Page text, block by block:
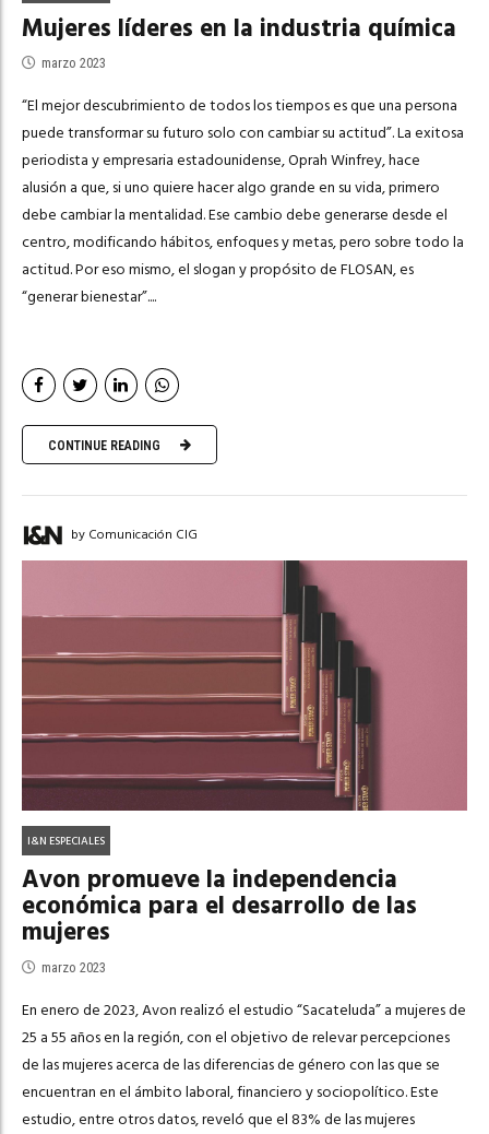
Mujeres líderes en la industria química
marzo 2023
“El mejor descubrimiento de todos los tiempos es que una persona
puede transformar su futuro solo con cambiar su actitud”. La exitosa
periodista y empresaria estadounidense, Oprah Winfrey, hace
alusión a que, si uno quiere hacer algo grande en su vida, primero
debe cambiar la mentalidad. Ese cambio debe generarse desde el
centro, modificando hábitos, enfoques y metas, pero sobre todo la
actitud. Por eso mismo, el slogan y propósito de FLOSAN, es
“generar bienestar”....
CONTINUE READING
by Comunicación CIG
I&N ESPECIALES
Avon promueve la independencia
económica para el desarrollo de las
mujeres
marzo 2023
En enero de 2023, Avon realizó el estudio “Sacateluda” a mujeres de
25 a 55 años en la región, con el objetivo de relevar percepciones
de las mujeres acerca de las diferencias de género con las que se
encuentran en el ámbito laboral, financiero y sociopolítico. Este
estudio, entre otros datos, reveló que el 83% de las mujeres